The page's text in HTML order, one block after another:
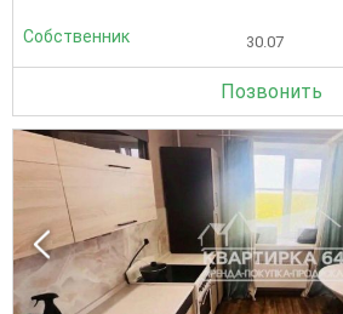
Собственник 30.07
Позвонить